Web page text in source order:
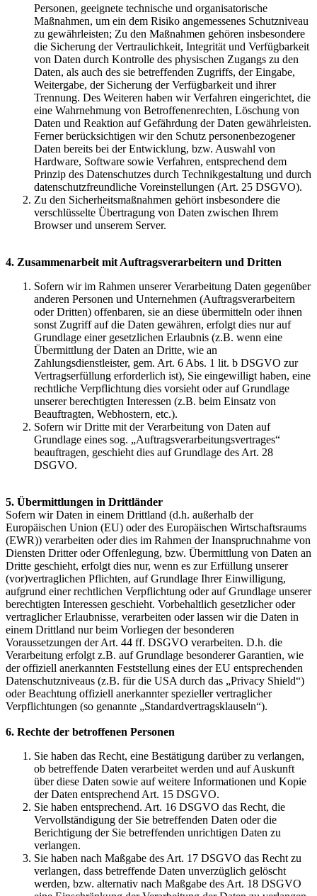
Personen, geeignete technische und organisatorische
Maßnahmen, um ein dem Risiko angemessenes Schutzniveau
zu gewährleisten; Zu den Maßnahmen gehören insbesondere
die Sicherung der Vertraulichkeit, Integrität und Verfügbarkeit
von Daten durch Kontrolle des physischen Zugangs zu den
Daten, als auch des sie betreffenden Zugriffs, der Eingabe,
Weitergabe, der Sicherung der Verfügbarkeit und ihrer
Trennung. Des Weiteren haben wir Verfahren eingerichtet, die
eine Wahrnehmung von Betroffenenrechten, Löschung von
Daten und Reaktion auf Gefährdung der Daten gewährleisten.
Ferner berücksichtigen wir den Schutz personenbezogener
Daten bereits bei der Entwicklung, bzw. Auswahl von
Hardware, Software sowie Verfahren, entsprechend dem
Prinzip des Datenschutzes durch Technikgestaltung und durch
datenschutzfreundliche Voreinstellungen (Art. 25 DSGVO).
Zu den Sicherheitsmaßnahmen gehört insbesondere die
verschlüsselte Übertragung von Daten zwischen Ihrem
Browser und unserem Server.
4. Zusammenarbeit mit Auftragsverarbeitern und Dritten
Sofern wir im Rahmen unserer Verarbeitung Daten gegenüber
anderen Personen und Unternehmen (Auftragsverarbeitern
oder Dritten) offenbaren, sie an diese übermitteln oder ihnen
sonst Zugriff auf die Daten gewähren, erfolgt dies nur auf
Grundlage einer gesetzlichen Erlaubnis (z.B. wenn eine
Übermittlung der Daten an Dritte, wie an
Zahlungsdienstleister, gem. Art. 6 Abs. 1 lit. b DSGVO zur
Vertragserfüllung erforderlich ist), Sie eingewilligt haben, eine
rechtliche Verpflichtung dies vorsieht oder auf Grundlage
unserer berechtigten Interessen (z.B. beim Einsatz von
Beauftragten, Webhostern, etc.).
Sofern wir Dritte mit der Verarbeitung von Daten auf
Grundlage eines sog. „Auftragsverarbeitungsvertrages“
beauftragen, geschieht dies auf Grundlage des Art. 28
DSGVO.
5. Übermittlungen in Drittländer
Sofern wir Daten in einem Drittland (d.h. außerhalb der
Europäischen Union (EU) oder des Europäischen Wirtschaftsraums
(EWR)) verarbeiten oder dies im Rahmen der Inanspruchnahme von
Diensten Dritter oder Offenlegung, bzw. Übermittlung von Daten an
Dritte geschieht, erfolgt dies nur, wenn es zur Erfüllung unserer
(vor)vertraglichen Pflichten, auf Grundlage Ihrer Einwilligung,
aufgrund einer rechtlichen Verpflichtung oder auf Grundlage unserer
berechtigten Interessen geschieht. Vorbehaltlich gesetzlicher oder
vertraglicher Erlaubnisse, verarbeiten oder lassen wir die Daten in
einem Drittland nur beim Vorliegen der besonderen
Voraussetzungen der Art. 44 ff. DSGVO verarbeiten. D.h. die
Verarbeitung erfolgt z.B. auf Grundlage besonderer Garantien, wie
der offiziell anerkannten Feststellung eines der EU entsprechenden
Datenschutzniveaus (z.B. für die USA durch das „Privacy Shield“)
oder Beachtung offiziell anerkannter spezieller vertraglicher
Verpflichtungen (so genannte „Standardvertragsklauseln“).
6. Rechte der betroffenen Personen
Sie haben das Recht, eine Bestätigung darüber zu verlangen,
ob betreffende Daten verarbeitet werden und auf Auskunft
über diese Daten sowie auf weitere Informationen und Kopie
der Daten entsprechend Art. 15 DSGVO.
Sie haben entsprechend. Art. 16 DSGVO das Recht, die
Vervollständigung der Sie betreffenden Daten oder die
Berichtigung der Sie betreffenden unrichtigen Daten zu
verlangen.
Sie haben nach Maßgabe des Art. 17 DSGVO das Recht zu
verlangen, dass betreffende Daten unverzüglich gelöscht
werden, bzw. alternativ nach Maßgabe des Art. 18 DSGVO